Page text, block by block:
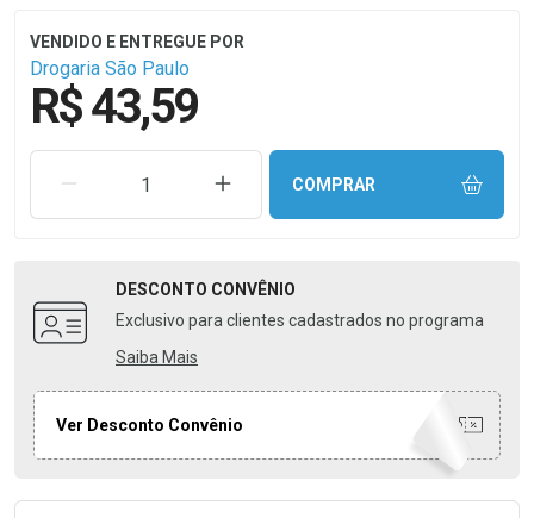
Drogaria São Paulo
R$ 43,59
REMOVER UMA UNIDADEAUMENTAR UMA UNIDADE
COMPRAR
DESCONTO CONVÊNIO
Exclusivo para clientes cadastrados no programa
Saiba Mais
Ver Desconto Convênio